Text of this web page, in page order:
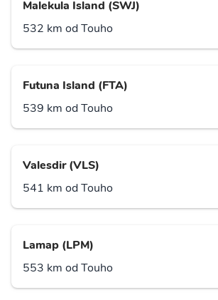
Malekula Island (SWJ)
532 km od Touho
Futuna Island (FTA)
539 km od Touho
Valesdir (VLS)
541 km od Touho
Lamap (LPM)
553 km od Touho